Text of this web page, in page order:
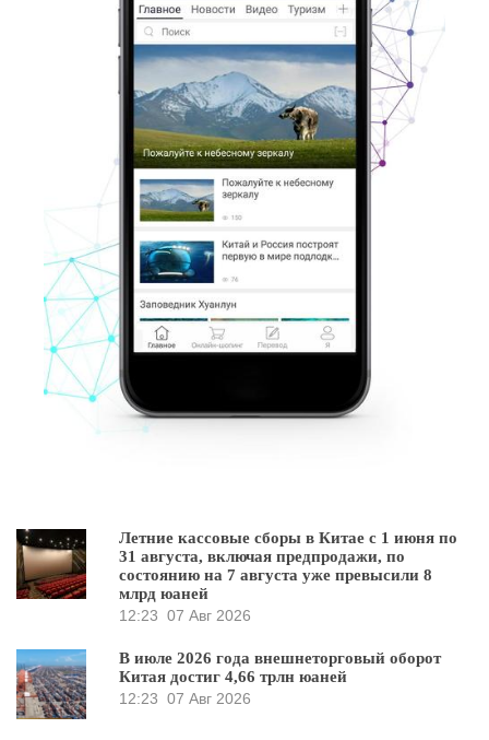
Летние кассовые сборы в Китае с 1 июня по
31 августа, включая предпродажи, по
состоянию на 7 августа уже превысили 8
млрд юаней
12:23 07 Авг 2026
В июле 2026 года внешнеторговый оборот
Китая достиг 4,66 трлн юаней
12:23 07 Авг 2026